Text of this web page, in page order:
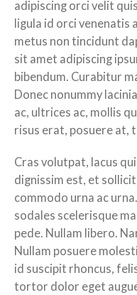
adipiscing orci velit
ligula id orci
metus non tincidunt
sit amet adipiscing
bibendum. Curabitur
Donec nonummy
ac, ultrices ac, mollis
risus erat, posuere at,
Cras volutpat, lacus
dignissim est, et
commodo urna ac
sodales scelerisque
pede. Nullam libero.
Nullam posuere
id suscipit rhoncus,
tortor dolor eget